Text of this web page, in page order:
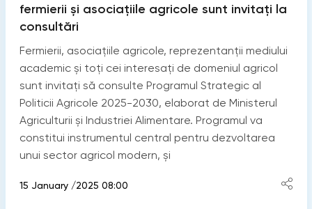
fermierii și asociațiile agricole sunt invitați la
consultări
Fermierii, asociațiile agricole, reprezentanții mediului
academic și toți cei interesați de domeniul agricol
sunt invitați să consulte Programul Strategic al
Politicii Agricole 2025-2030, elaborat de Ministerul
Agriculturii și Industriei Alimentare. Programul va
constitui instrumentul central pentru dezvoltarea
unui sector agricol modern, și
15 January /2025 08:00